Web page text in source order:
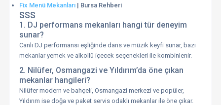
Fix Menü Mekanları| Bursa Rehberi
SSS
1. DJ performans mekanları hangi tür deneyim
sunar?
Canlı DJ performansı eşliğinde dans ve müzik keyfi sunar, bazı
mekanlar yemek ve alkollü içecek seçenekleri ile kombinlenir.
2. Nilüfer, Osmangazi ve Yıldırım’da öne çıkan
mekanlar hangileri?
Nilüfer modern ve bahçeli, Osmangazi merkezi ve popüler,
Yıldırım ise doğa ve paket servis odaklı mekanlar ile öne çıkar.